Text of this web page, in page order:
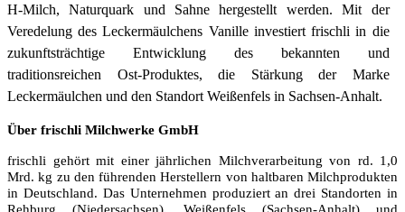
H-Milch, Naturquark und Sahne hergestellt werden.Mit der
Veredelung des Leckermäulchens Vanille investiert frischli in die
zukunftsträchtige Entwicklung des bekannten und
traditionsreichen Ost-Produktes, die Stärkung der Marke
Leckermäulchen und den Standort Weißenfels in Sachsen-Anhalt.
Über frischli Milchwerke GmbH
frischli gehört mit einer jährlichen Milchverarbeitung von rd. 1,0
Mrd. kg zu den führenden Herstellern von haltbaren Milchprodukten
in Deutschland. Das Unternehmen produziert an drei Standorten in
Rehburg (Niedersachsen), Weißenfels (Sachsen-Anhalt) und